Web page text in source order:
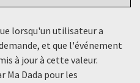
lorsqu'un utilisateur a
et que l'événement
à jour à cette valeur.
Ma Dada pour les